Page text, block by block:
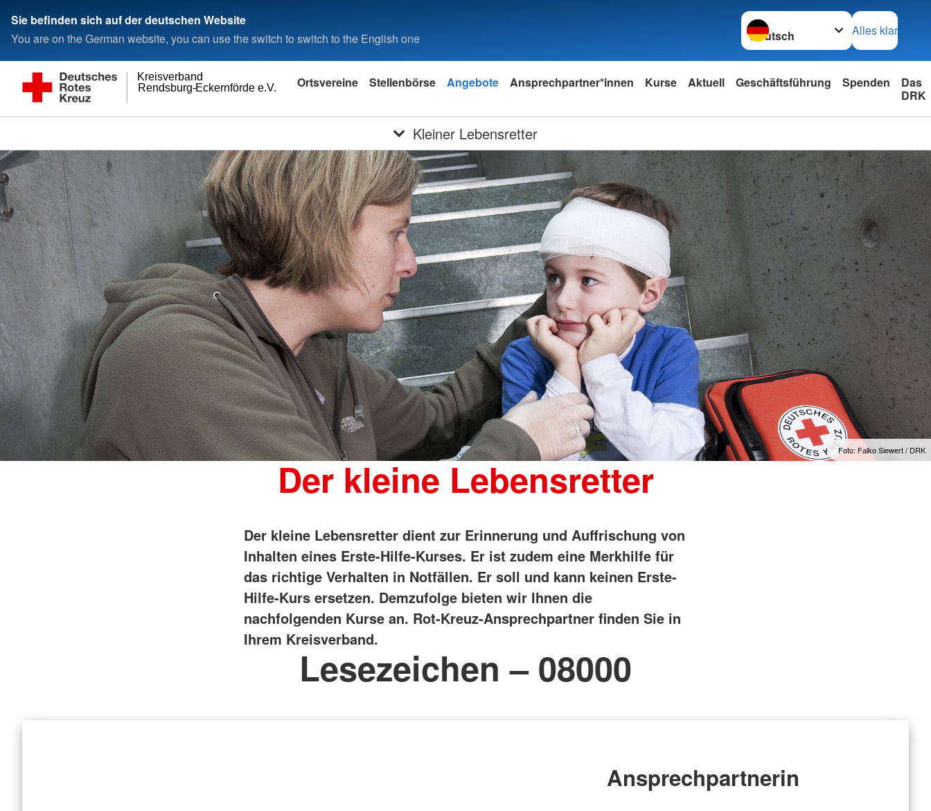
Sie befinden sich auf der deutschen Website
You are on the German website, you can use the switch to switch to the English one
Sprache wechseln zu
Alles klar
Rendsburg-Eckernförde e.V.
Kreisverband Ortsvereine Stellenbörse Angebote Ansprechpartner*innen Kurse Aktuell Geschäftsführung Spenden
Das
DRK
Kleiner Lebensretter
Foto: Falko Siewert / DRK
Der kleine Lebensretter
Der kleine Lebensretter dient zur Erinnerung und Auffrischung von
Inhalten eines Erste-Hilfe-Kurses. Er ist zudem eine Merkhilfe für
das richtige Verhalten in Notfällen. Er soll und kann keinen Erste-
Hilfe-Kurs ersetzen. Demzufolge bieten wir Ihnen die
nachfolgenden Kurse an. Rot-Kreuz-Ansprechpartner finden Sie in
Ihrem Kreisverband.
Lesezeichen – 08000
Ansprechpartnerin